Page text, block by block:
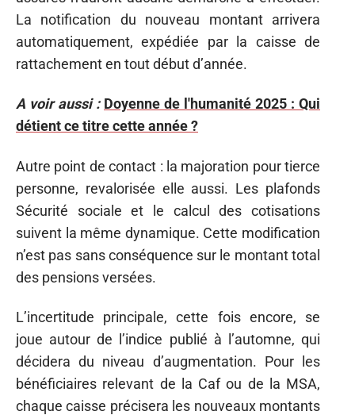
La notification du nouveau montant arrivera
automatiquement, expédiée par la caisse de
rattachement en tout début d’année.
A voir aussi : Doyenne de l'humanité 2025 : Qui
détient ce titre cette année ?
Autre point de contact : la majoration pour tierce
personne, revalorisée elle aussi. Les plafonds
Sécurité sociale et le calcul des cotisations
suivent la même dynamique. Cette modification
n’est pas sans conséquence sur le montant total
des pensions versées.
L’incertitude principale, cette fois encore, se
joue autour de l’indice publié à l’automne, qui
décidera du niveau d’augmentation. Pour les
bénéficiaires relevant de la Caf ou de la MSA,
chaque caisse précisera les nouveaux montants